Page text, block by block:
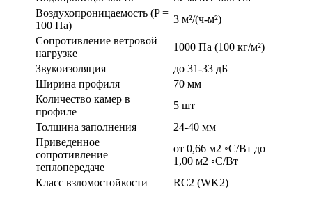
Воздухопроницаемость (P =
100 Па)
3 м²/(ч-м²)
Сопротивление ветровой
нагрузке
1000 Па (100 кг/м²)
Звукоизоляция
до 31-33 дБ
Ширина профиля
70 мм
Количество камер в
профиле
5 шт
Толщина заполнения
24-40 мм
Приведенное
сопротивление
теплопередаче
от 0,66 м2 ◦С/Вт до
1,00 м2 ◦С/Вт
Класс взломостойкости
RC2 (WK2)